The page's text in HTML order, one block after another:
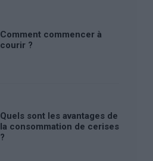
Comment commencer à
courir ?
Quels sont les avantages de
la consommation de cerises
?